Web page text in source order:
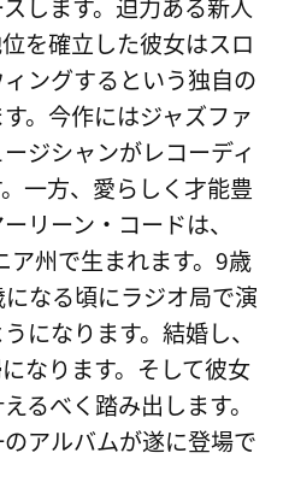
します。迫力ある新人
を確立した彼女はスロ
ングするという独自の
。今作にはジャズファ
ジシャンがレコーディ
一方、愛らしく才能豊
リーン・コードは、
州で生まれます。9歳
なる頃にラジオ局で演
になります。結婚し、
なります。そして彼女
るべく踏み出します。
アルバムが遂に登場で